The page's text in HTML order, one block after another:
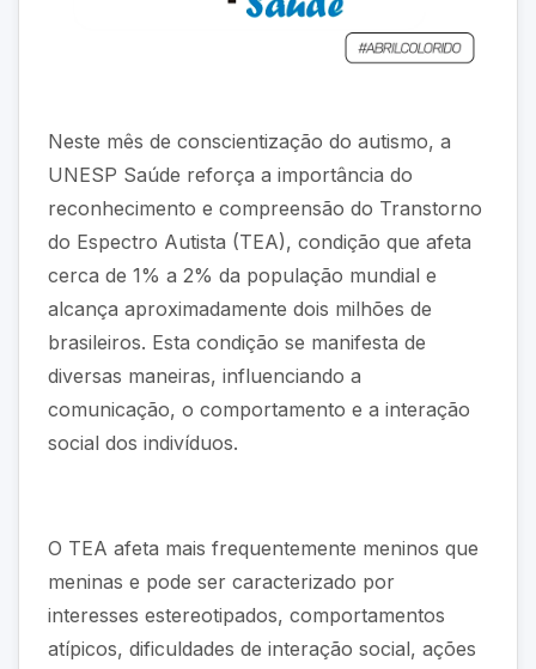
Neste mês de conscientização do autismo, a
UNESP Saúde reforça a importância do
reconhecimento e compreensão do Transtorno
do Espectro Autista (TEA), condição que afeta
cerca de 1% a 2% da população mundial e
alcança aproximadamente dois milhões de
brasileiros. Esta condição se manifesta de
diversas maneiras, influenciando a
comunicação, o comportamento e a interação
social dos indivíduos.
O TEA afeta mais frequentemente meninos que
meninas e pode ser caracterizado por
interesses estereotipados, comportamentos
atípicos, dificuldades de interação social, ações